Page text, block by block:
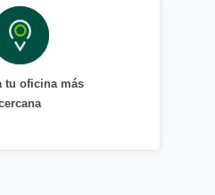
tu oficina más